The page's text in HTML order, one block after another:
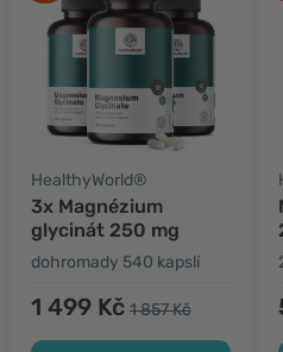
HealthyWorld®
3x Magnézium
glycinát 250 mg
dohromady 540 kapslí
1 499 Kč 1 857 Kč